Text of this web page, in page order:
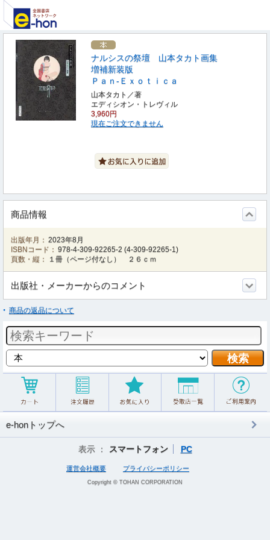
ナルシスの祭壇 山本タカト画集
増補新装版
Ｐａｎ‐Ｅｘｏｔｉｃａ
山本タカト／著
エディシオン・トレヴィル
3,960円
現在ご注文できません
商品情報
出版年月： 2023年8月
ISBNコード： 978-4-309-92265-2 (4-309-92265-1)
頁数・縦：
１冊（ページ付なし） ２６ｃｍ
出版社・メーカーからのコメント
商品の返品について
e-honトップへ
表示 ： スマートフォン PC
運営会社概要 プライバシーポリシー
Copyright © TOHAN CORPORATION